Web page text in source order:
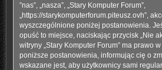
”nas”, „nasza”, „Stary Komputer Forum”,
„https://starykomputerforum.piteusz.ovh”,
wyszczególnione poniżej postanowienia.
opuść to miejsce, naciskając przycisk „Nie
witryny „Stary Komputer Forum” ma prawo
poniższe postanowienia, informując cię o
wskazane jest, aby użytkownicy sami